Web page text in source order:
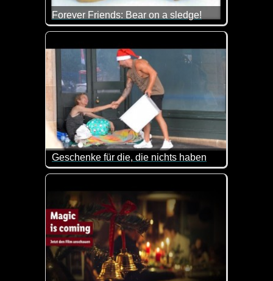
Forever Friends: Bear on a sledge!
Fröhliche Weihnachtsstimmung mit den niedlichen
Geschenke für die, die nichts haben
Ist das nicht eine schöne Geste? Dieser Mann